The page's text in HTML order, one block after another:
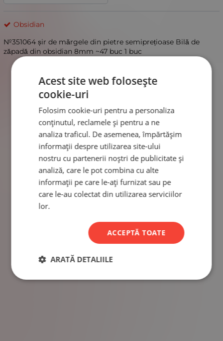
Obsidian
№351064 șir de mărgele din pietre semiprețioase Bilă de
zăpadă din obsidian 8mm ~47 buc 1 buc
Acest site web folosește
cookie-uri
Folosim cookie-uri pentru a personaliza
conținutul, reclamele și pentru a ne
analiza traficul. De asemenea, împărtășim
informații despre utilizarea site-ului
nostru cu partenerii noștri de publicitate și
analiză, care le pot combina cu alte
informații pe care le-ați furnizat sau pe
care le-au colectat din utilizarea serviciilor
lor.
ACCEPTĂ TOATE
ARATĂ DETALIILE